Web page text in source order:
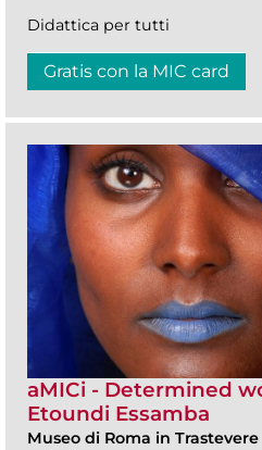
Didattica per tutti
Gratis con la MIC card
aMICi - Determined
Etoundi Essamba
Museo di Roma in Trastevere